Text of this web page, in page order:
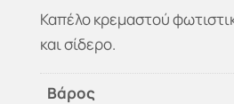
Καπέλο κρεμαστού
και σίδερο.
Βάρος